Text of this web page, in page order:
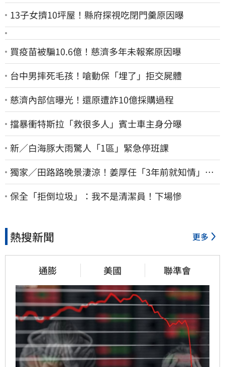
13子女擠10坪屋！縣府探視吃閉門羹原因曝
買疫苗被騙10.6億！慈濟多年未報案原因曝
台中男摔死毛孩！嗆動保「埋了」拒交屍體
慈濟內部信曝光！還原遭詐10億採購過程
擋暴衝特斯拉「救很多人」賓士車主身分曝
新／白海豚大雨驚人「1區」緊急停班課
獨家／田路路晚景淒涼！姜厚任「3年前就知情」
友人私下援助內幕曝光
保全「拒倒垃圾」：我不是清潔員！下場慘
熱搜新聞 更多
通膨 美國 聯準會